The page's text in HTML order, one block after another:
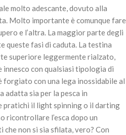
SV-51 – #4 - 1.4gr
molto adescante, dovuto alla
Molto importante è comunque fare
e l’altra. La maggior parte degli
fasi di caduta. La testina
superiore leggermente rialzato,
innesco con qualsiasi tipologia di
forgiato con una lega inossidabile al
adatta sia per la pesca in
pratichi il light spinning o il darting
ricontrollare l’esca dopo un
non si sia sfilata, vero? Con